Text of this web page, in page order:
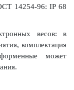
14254-96: IP 68
весов: в
комплектация
может